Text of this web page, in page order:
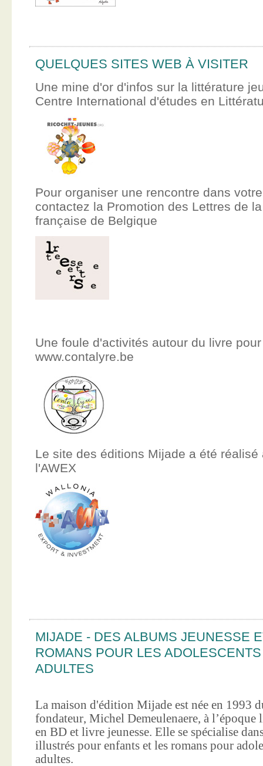
QUELQUES SITES WEB À VISITER
Une mine d'or d'infos sur la littérature
Centre International d'études en
Pour organiser une rencontre dans
contactez la Promotion des Lettres de
française de Belgique
Une foule d'activités autour du livre
www.contalyre.be
Le site des éditions Mijade a été réalisé
l'AWEX
MIJADE - DES ALBUMS JEUNESSE
ROMANS POUR LES
ADULTES
La maison d'édition Mijade est née en 1993
fondateur, Michel Demeulenaere, à l’époque
en BD et livre jeunesse. Elle se spécialise
illustrés pour enfants et les romans pour
adultes.